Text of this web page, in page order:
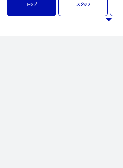
トップ スタッフ